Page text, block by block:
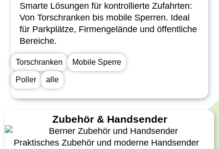
Smarte Lösungen für kontrollierte Zufahrten:
Von Torschranken bis mobile Sperren. Ideal
für Parkplätze, Firmengelände und öffentliche
Bereiche.
Torschranken Mobile Sperre
Poller alle
Zubehör & Handsender
Praktisches Zubehör und moderne Handsender